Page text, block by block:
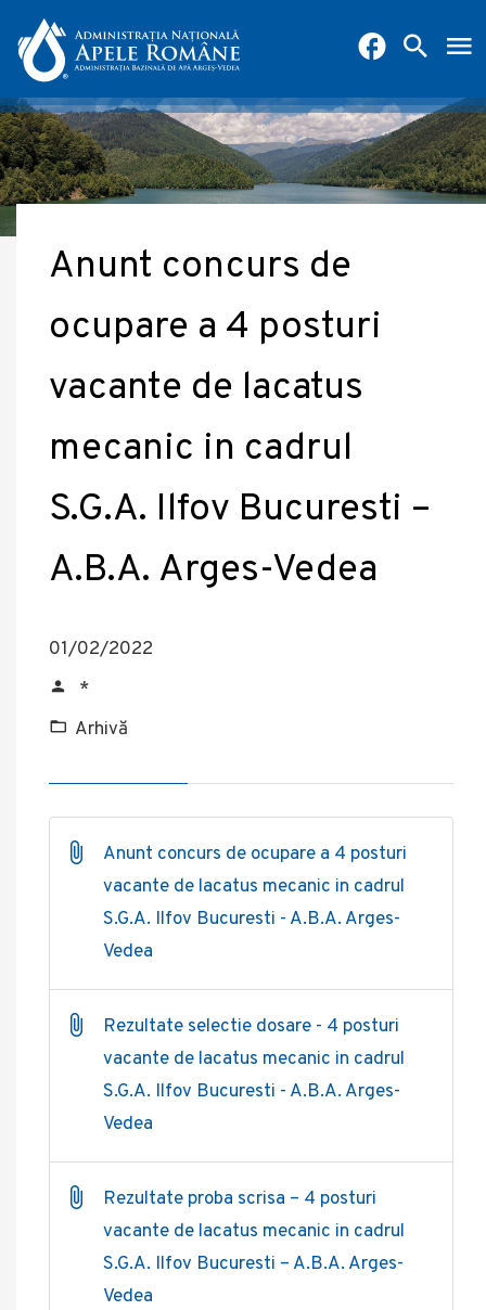
Anunt concurs de
ocupare a 4 posturi
vacante de lacatus
mecanic in cadrul
S.G.A. Ilfov Bucuresti –
A.B.A. Arges-Vedea
01/02/2022
*
Arhivă
Anunt concurs de ocupare a 4 posturi
vacante de lacatus mecanic in cadrul
S.G.A. Ilfov Bucuresti - A.B.A. Arges-
Vedea
Rezultate selectie dosare - 4 posturi
vacante de lacatus mecanic in cadrul
S.G.A. Ilfov Bucuresti - A.B.A. Arges-
Vedea
Rezultate proba scrisa – 4 posturi
vacante de lacatus mecanic in cadrul
S.G.A. Ilfov Bucuresti – A.B.A. Arges-
Vedea